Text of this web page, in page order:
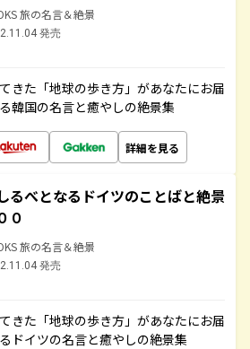
旅の名言＆絶景
発売
きた「地球の歩き方」があなたにお届
韓国の名言と癒やしの絶景集
詳細を見る
るべとなるドイツのことばと絶景
０
旅の名言＆絶景
発売
きた「地球の歩き方」があなたにお届
ドイツの名言と癒やしの絶景集